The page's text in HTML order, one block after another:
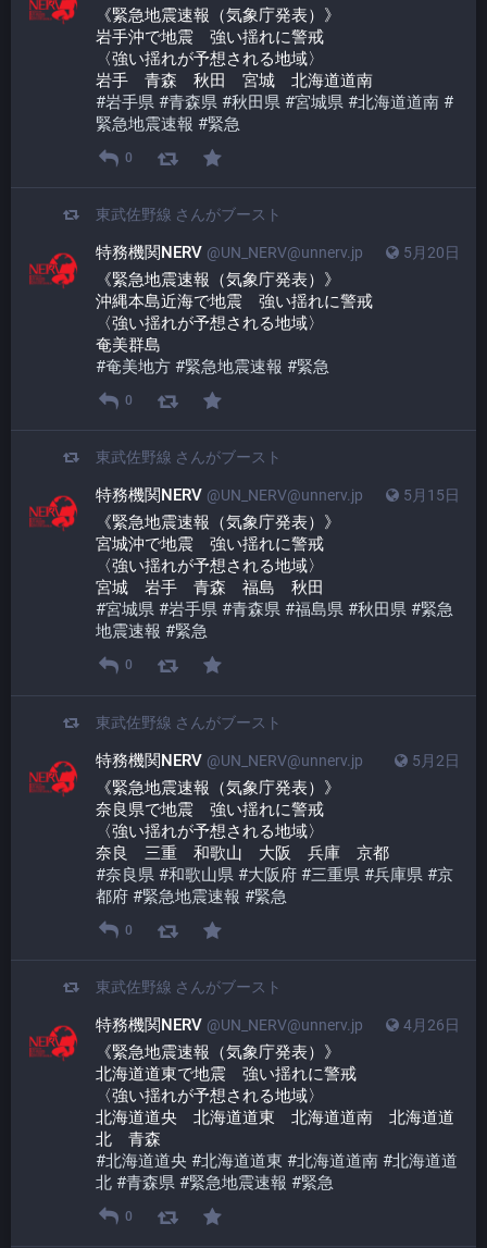
《緊急地震速報（気象庁発表）》
岩手沖で地震　強い揺れに警戒
〈強い揺れが予想される地域〉
岩手　青森　秋田　宮城　北海道道南
#岩手県 #青森県 #秋田県 #宮城県 #北海道道南 #
緊急地震速報 #緊急
0
東武佐野線 さんがブースト
5月20日
特務機関NERV @UN_NERV@unnerv.jp
《緊急地震速報（気象庁発表）》
沖縄本島近海で地震　強い揺れに警戒
〈強い揺れが予想される地域〉
奄美群島
#奄美地方 #緊急地震速報 #緊急
0
東武佐野線 さんがブースト
5月15日
特務機関NERV @UN_NERV@unnerv.jp
《緊急地震速報（気象庁発表）》
宮城沖で地震　強い揺れに警戒
〈強い揺れが予想される地域〉
宮城　岩手　青森　福島　秋田
#宮城県 #岩手県 #青森県 #福島県 #秋田県 #緊急
地震速報 #緊急
0
東武佐野線 さんがブースト
5月2日
特務機関NERV @UN_NERV@unnerv.jp
《緊急地震速報（気象庁発表）》
奈良県で地震　強い揺れに警戒
〈強い揺れが予想される地域〉
奈良　三重　和歌山　大阪　兵庫　京都
#奈良県 #和歌山県 #大阪府 #三重県 #兵庫県 #京
都府 #緊急地震速報 #緊急
0
東武佐野線 さんがブースト
4月26日
特務機関NERV @UN_NERV@unnerv.jp
《緊急地震速報（気象庁発表）》
北海道道東で地震　強い揺れに警戒
〈強い揺れが予想される地域〉
北海道道央　北海道道東　北海道道南　北海道道
北　青森
#北海道道央 #北海道道東 #北海道道南 #北海道道
北 #青森県 #緊急地震速報 #緊急
0